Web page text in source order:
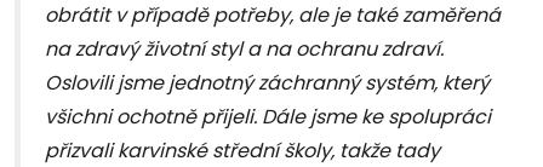
obrátit v případě potřeby, ale je také zaměřená
na zdravý životní styl a na ochranu zdraví.
Oslovili jsme jednotný záchranný systém, který
všichni ochotně přijeli. Dále jsme ke spolupráci
přizvali karvinské střední školy, takže tady